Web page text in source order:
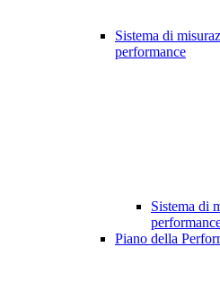
Sistema di
performance
Sistema di
Piano della